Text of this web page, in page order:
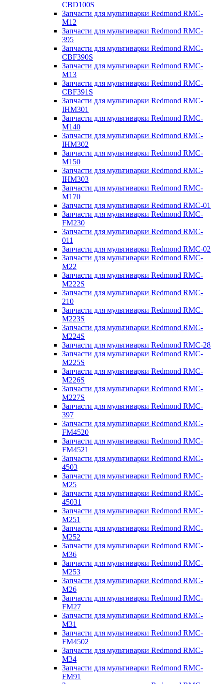
CBD100S
Запчасти для мультиварки Redmond RMC-
M12
Запчасти для мультиварки Redmond RMC-
395
Запчасти для мультиварки Redmond RMC-
CBF390S
Запчасти для мультиварки Redmond RMC-
M13
Запчасти для мультиварки Redmond RMC-
CBF391S
Запчасти для мультиварки Redmond RMC-
IHM301
Запчасти для мультиварки Redmond RMC-
M140
Запчасти для мультиварки Redmond RMC-
IHM302
Запчасти для мультиварки Redmond RMC-
M150
Запчасти для мультиварки Redmond RMC-
IHM303
Запчасти для мультиварки Redmond RMC-
M170
Запчасти для мультиварки Redmond RMC-01
Запчасти для мультиварки Redmond RMC-
FM230
Запчасти для мультиварки Redmond RMC-
011
Запчасти для мультиварки Redmond RMC-02
Запчасти для мультиварки Redmond RMC-
M22
Запчасти для мультиварки Redmond RMC-
M222S
Запчасти для мультиварки Redmond RMC-
210
Запчасти для мультиварки Redmond RMC-
M223S
Запчасти для мультиварки Redmond RMC-
M224S
Запчасти для мультиварки Redmond RMC-28
Запчасти для мультиварки Redmond RMC-
M225S
Запчасти для мультиварки Redmond RMC-
M226S
Запчасти для мультиварки Redmond RMC-
M227S
Запчасти для мультиварки Redmond RMC-
397
Запчасти для мультиварки Redmond RMC-
FM4520
Запчасти для мультиварки Redmond RMC-
FM4521
Запчасти для мультиварки Redmond RMC-
4503
Запчасти для мультиварки Redmond RMC-
M25
Запчасти для мультиварки Redmond RMC-
45031
Запчасти для мультиварки Redmond RMC-
M251
Запчасти для мультиварки Redmond RMC-
M252
Запчасти для мультиварки Redmond RMC-
M36
Запчасти для мультиварки Redmond RMC-
M253
Запчасти для мультиварки Redmond RMC-
M26
Запчасти для мультиварки Redmond RMC-
FM27
Запчасти для мультиварки Redmond RMC-
M31
Запчасти для мультиварки Redmond RMC-
FM4502
Запчасти для мультиварки Redmond RMC-
M34
Запчасти для мультиварки Redmond RMC-
FM91